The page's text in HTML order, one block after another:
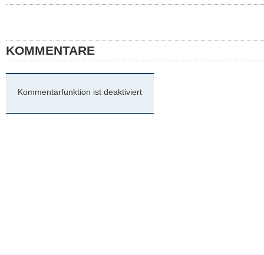
KOMMENTARE
Kommentarfunktion ist deaktiviert